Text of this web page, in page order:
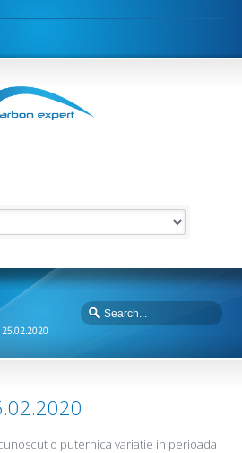
o puternica variatie in perioada